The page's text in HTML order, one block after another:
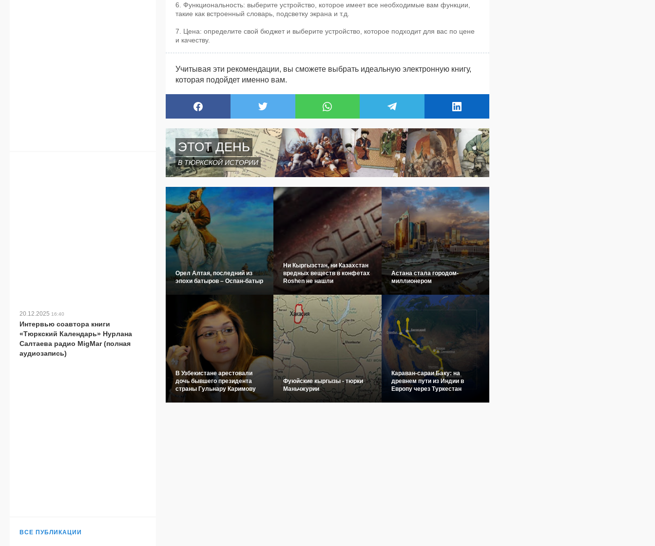
6. Функциональность: выберите устройство, которое имеет все необходимые вам функции,
такие как встроенный словарь, подсветку экрана и т.д.
7. Цена: определите свой бюджет и выберите устройство, которое подходит для вас по цене
и качеству.
Учитывая эти рекомендации, вы сможете выбрать идеальную электронную книгу,
которая подойдет именно вам.
ЭТОТ ДЕНЬ
В ТЮРКСКОЙ ИСТОРИИ
Орел Алтая, последний из
эпохи батыров – Оспан-батыр
Ни Кыргызстан, ни Казахстан
вредных веществ в конфетах
Roshen не нашли
Астана стала городом-
миллионером
В Узбекистане арестовали
дочь бывшего президента
страны Гульнару Каримову
Фуюйские кыргызы - тюрки
Маньчжурии
Караван-сараи Баку: на
древнем пути из Индии в
Европу через Туркестан
20.12.2025 16:40
Интервью соавтора книги
«Тюркский Календарь» Нурлана
Салтаева радио MigMar (полная
аудиозапись)
ВСЕ ПУБЛИКАЦИИ